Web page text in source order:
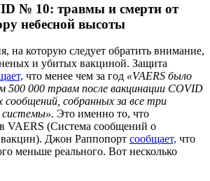
№ 10: травмы и смерти от
небесной высоты
на которую следует обратить внимание,
и убитых вакциной. Защита
что менее чем за год «VAERS было
500 000 травм после вакцинации COVID
собранных за все три
Это именно то, что
VAERS (Система сообщений о
Джон Раппопорт сообщает, что
меньше реального. Вот несколько